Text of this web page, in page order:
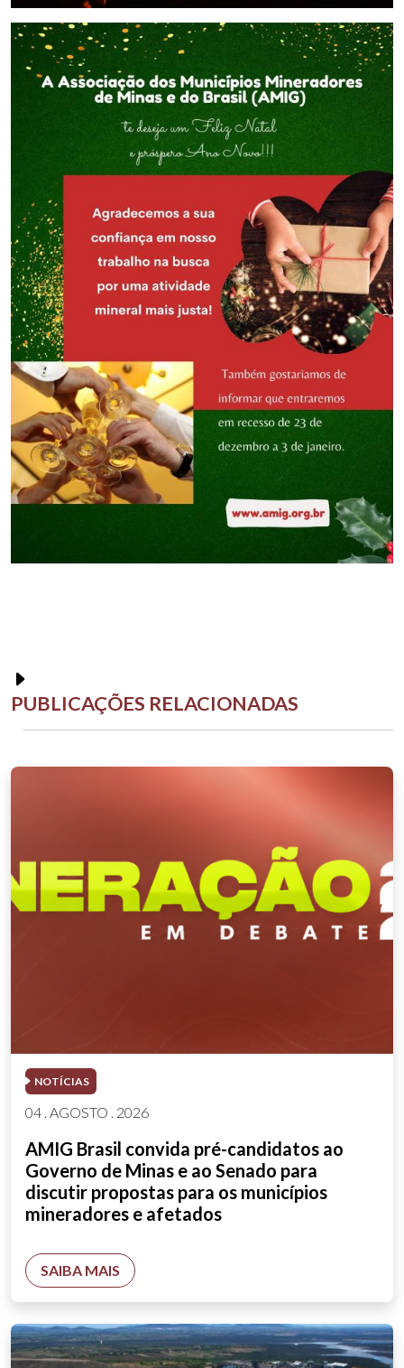
PUBLICAÇÕES RELACIONADAS
NOTÍCIAS
04 . AGOSTO . 2026
AMIG Brasil convida pré-candidatos ao
Governo de Minas e ao Senado para
discutir propostas para os municípios
mineradores e afetados
SAIBA MAIS